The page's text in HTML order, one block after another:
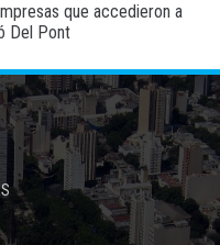
que accedieron a
Del Pont